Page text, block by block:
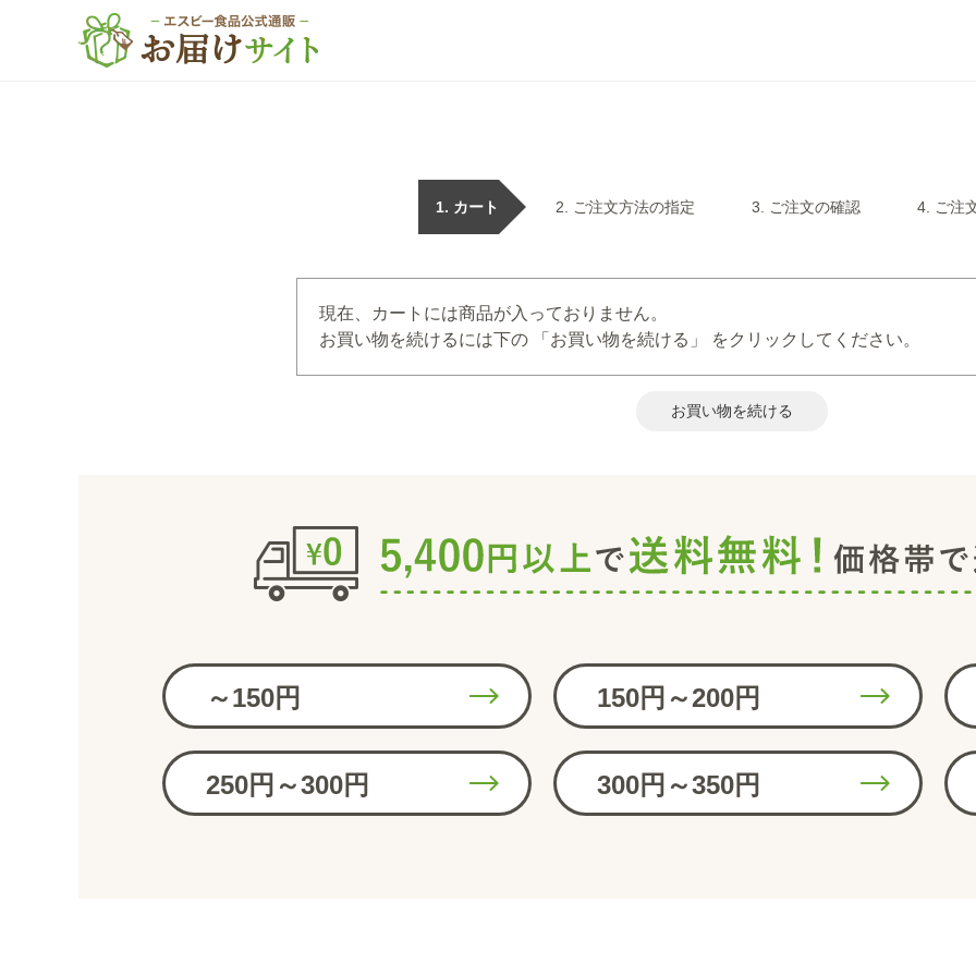
カート ご注文方法の指定 ご注文の確認 ご注
現在、カートには商品が入っておりません。
お買い物を続けるには下の 「お買い物を続ける」 をクリックしてください。
～150円 150円～200円
250円～300円 300円～350円